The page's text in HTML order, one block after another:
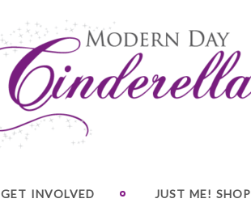
GET INVOLVED JUST ME! SHOP